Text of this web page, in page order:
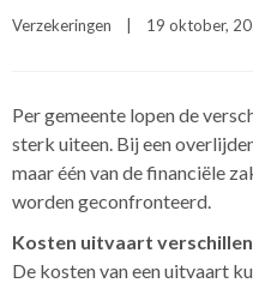
Verzekeringen | 19 oktober,
Per gemeente lopen de
sterk uiteen. Bij een
maar één van de financiële
worden geconfronteerd.
Kosten uitvaart verschillen
De kosten van een uitvaart